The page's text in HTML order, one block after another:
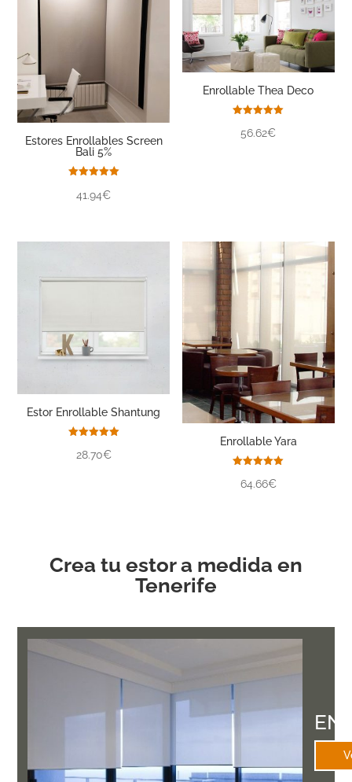
Estores Enrollables Screen
Bali 5%
con
41.94€
Enrollable Thea Deco
con
56.62€
Estor Enrollable Shantung
con
28.70€
Enrollable Yara
con
64.66€
Crea tu estor a medida en
Tenerife